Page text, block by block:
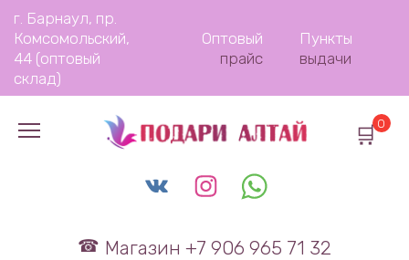
Перейти
содержанию
г. Барнаул, пр.
Комсомольский,
44 (оптовый
склад)
Оптовый
прайс
Пункты
выдачи
Магазин +7 906 965 71 32
0